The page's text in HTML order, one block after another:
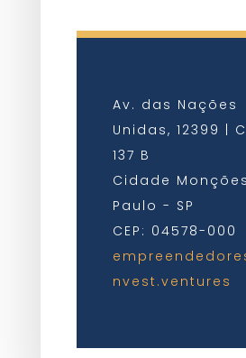
Av. das Nações
Unidas, 12399 |
137 B
Cidade
Paulo - SP
CEP: 04578-000
nvest.ventures